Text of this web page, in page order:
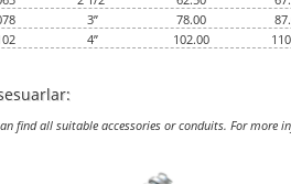
3” 78.00
4” 102.00
find all suitable accessories or conduits. For more
SPİRAL BORU, UL ONAYLI
SPİRAL RAKORU YÜKSÜKLÜ
SPİRAL BORU, GALVANİZLİ